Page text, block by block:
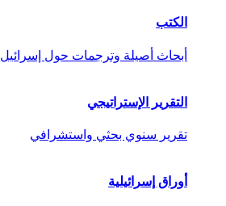
الكتب
أبحاث أصيلة وترجمات حول إسرائيل
التقرير الإستراتيجي
تقرير سنوي بحثي واستشرافي
أوراق إسرائيلية